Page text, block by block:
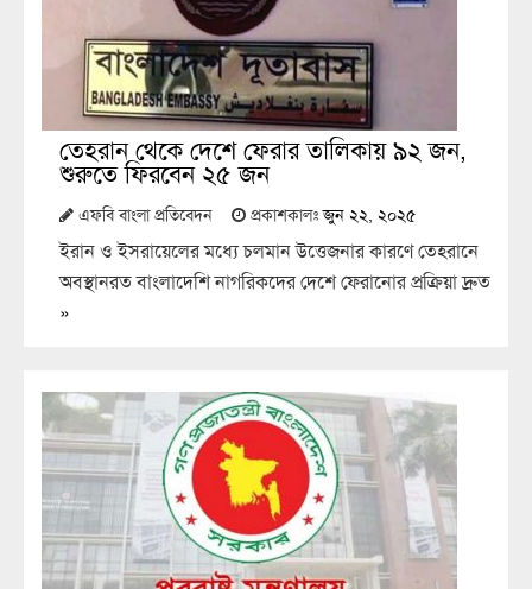
তেহরান থেকে দেশে ফেরার তালিকায় ৯২ জন,
শুরুতে ফিরবেন ২৫ জন
এফবি বাংলা প্রতিবেদন প্রকাশকালঃজুন ২২, ২০২৫
ইরান ও ইসরায়েলের মধ্যে চলমান উত্তেজনার কারণে তেহরানে
অবস্থানরত বাংলাদেশি নাগরিকদের দেশে ফেরানোর প্রক্রিয়া দ্রুত
»